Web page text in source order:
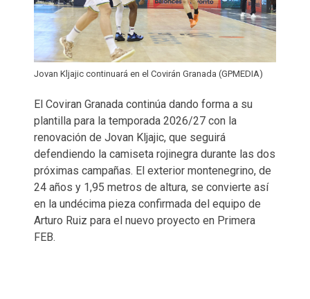
Jovan Kljajic continuará en el Covirán Granada (GPMEDIA)
El Coviran Granada continúa dando forma a su
plantilla para la temporada 2026/27 con la
renovación de Jovan Kljajic, que seguirá
defendiendo la camiseta rojinegra durante las dos
próximas campañas. El exterior montenegrino, de
24 años y 1,95 metros de altura, se convierte así
en la undécima pieza confirmada del equipo de
Arturo Ruiz para el nuevo proyecto en Primera
FEB.